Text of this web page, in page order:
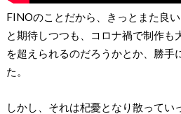
FINOのことだから、きっとまた良
と期待しつつも、コロナ禍で制作も
を超えられるのだろうかとか、勝手
た。
しかし、それは杞憂となり散ってい